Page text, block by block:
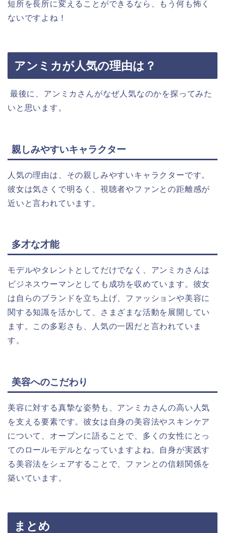
短所を長所に変えることができるなら、もう何も怖く
ないですよね！
アンミカが人気の理由は？
最後に、アンミカさんがなぜ人気なのかを探ってみた
いと思います。
親しみやすいキャラクター
人気の理由は、その親しみやすいキャラクターです。
彼女は気さくで明るく、視聴者やファンとの距離感が
近いと言われています。
多才な才能
モデルやタレントとしてだけでなく、アンミカさんは
ビジネスウーマンとしても成功を収めています。彼女
は自らのブランドを立ち上げ、ファッションや美容に
関する知識を活かして、さまざまな活動を展開してい
ます。この多彩さも、人気の一因だと言われていま
す。
美容へのこだわり
美容に対する真摯な姿勢も、アンミカさんの高い人気
を支える要素です。彼女は自身の美容法やスキンケア
について、オープンに語ることで、多くの女性にとっ
てのロールモデルとなっていますよね。自身が実践す
る美容法をシェアすることで、ファンとの信頼関係を
築いています。
まとめ